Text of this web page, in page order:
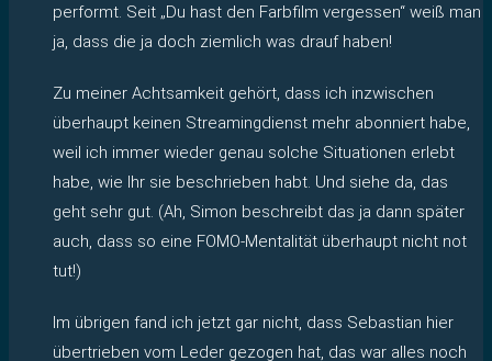
performt. Seit „Du hast den Farbfilm vergessen“ weiß man
ja, dass die ja doch ziemlich was drauf haben!
Zu meiner Achtsamkeit gehört, dass ich inzwischen
überhaupt keinen Streamingdienst mehr abonniert habe,
weil ich immer wieder genau solche Situationen erlebt
habe, wie Ihr sie beschrieben habt. Und siehe da, das
geht sehr gut. (Ah, Simon beschreibt das ja dann später
auch, dass so eine FOMO-Mentalität überhaupt nicht not
tut!)
Im übrigen fand ich jetzt gar nicht, dass Sebastian hier
übertrieben vom Leder gezogen hat, das war alles noch